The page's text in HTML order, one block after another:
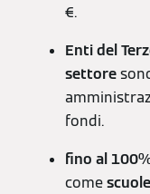
€.
Enti del
settore
fondi.
fino al
come